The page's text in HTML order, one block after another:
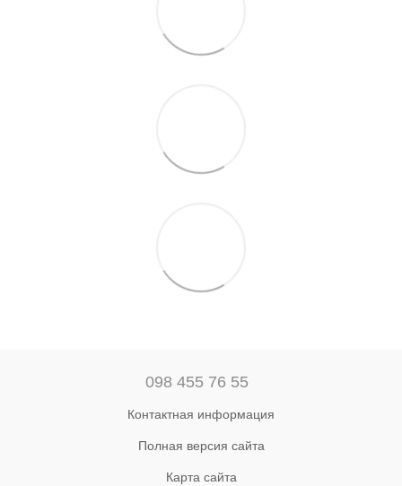
098 455 76 55
Контактная информация
Полная версия сайта
Карта сайта